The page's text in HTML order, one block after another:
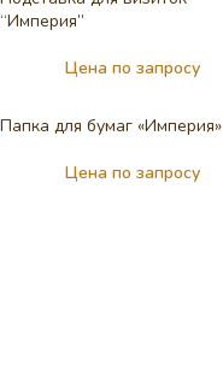
“Империя”
Цена по запросу
Папка для бумаг «Империя»
Цена по запросу